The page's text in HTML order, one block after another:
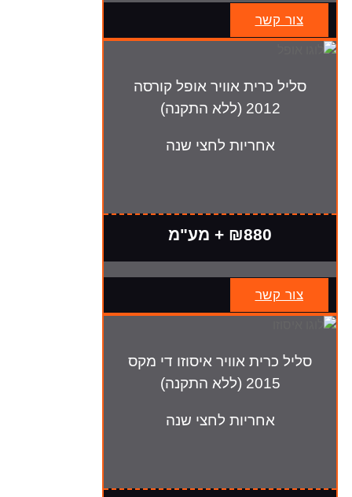
צור קשר
סליל כרית אוויר אופל קורסה
2012 (ללא התקנה)
אחריות לחצי שנה
₪880 + מע"מ
צור קשר
סליל כרית אוויר איסוזו די מקס
2015 (ללא התקנה)
אחריות לחצי שנה